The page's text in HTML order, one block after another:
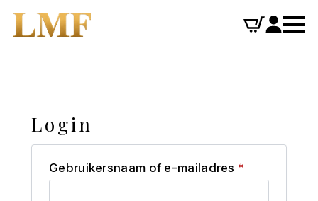
Login
Gebruikersnaam of e-mailadres *